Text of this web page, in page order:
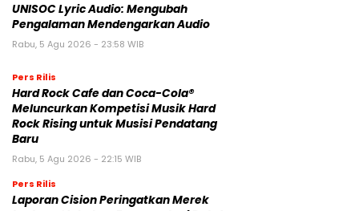
UNISOC Lyric Audio: Mengubah
Pengalaman Mendengarkan Audio
Rabu, 5 Agu 2026 - 23:58 WIB
Pers Rilis
Hard Rock Cafe dan Coca-Cola®
Meluncurkan Kompetisi Musik Hard
Rock Rising untuk Musisi Pendatang
Baru
Rabu, 5 Agu 2026 - 22:15 WIB
Pers Rilis
Laporan Cision Peringatkan Merek